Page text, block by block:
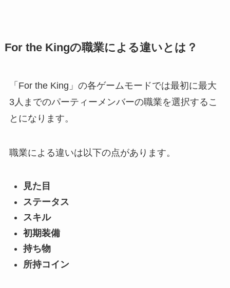
For the Kingの職業による違いとは？
「For the King」の各ゲームモードでは最初に最大
3人までのパーティーメンバーの職業を選択するこ
とになります。
職業による違いは以下の点があります。
見た目
ステータス
スキル
初期装備
持ち物
所持コイン